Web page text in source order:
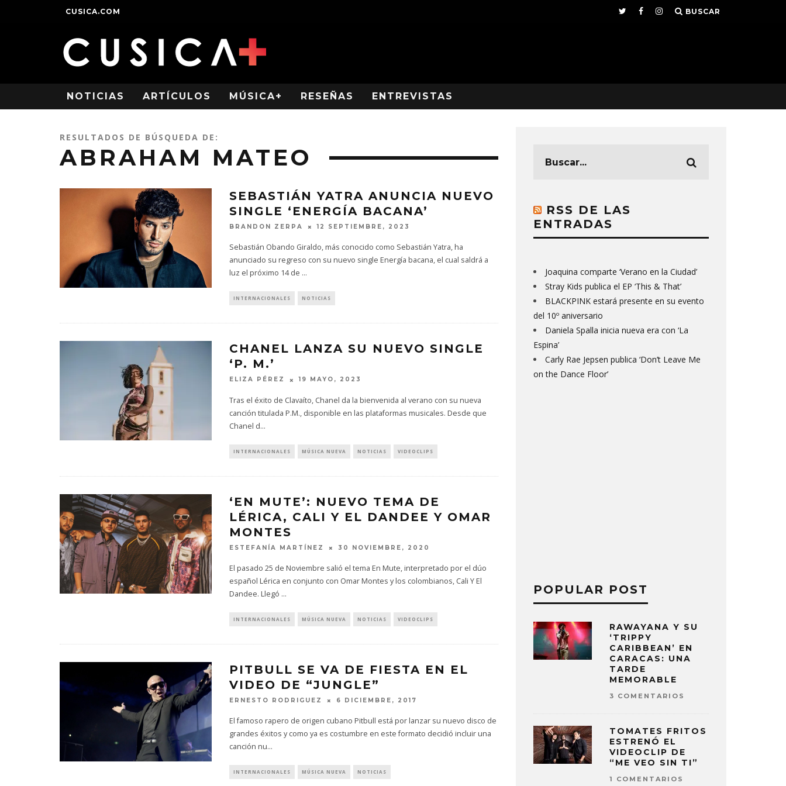
CUSICA.COM BUSCAR
NOTICIAS ARTÍCULOS MÚSICA+ RESEÑAS ENTREVISTAS
RESULTADOS DE BÚSQUEDA DE:
ABRAHAM MATEO
SEBASTIÁN YATRA ANUNCIA NUEVO
SINGLE ‘ENERGÍA BACANA’
BRANDON ZERPA 12 SEPTIEMBRE, 2023
Sebastián Obando Giraldo, más conocido como Sebastián Yatra, ha
anunciado su regreso con su nuevo single Energía bacana, el cual saldrá a
luz el próximo 14 de ...
INTERNACIONALES NOTICIAS
CHANEL LANZA SU NUEVO SINGLE
‘P. M.’
ELIZA PÉREZ 19 MAYO, 2023
Tras el éxito de Clavaíto, Chanel da la bienvenida al verano con su nueva
canción titulada P.M., disponible en las plataformas musicales. Desde que
Chanel d...
INTERNACIONALES MÚSICA NUEVA NOTICIAS VIDEOCLIPS
‘EN MUTE’: NUEVO TEMA DE
LÉRICA, CALI Y EL DANDEE Y OMAR
MONTES
ESTEFANÍA MARTÍNEZ 30 NOVIEMBRE, 2020
El pasado 25 de Noviembre salió el tema En Mute, interpretado por el dúo
español Lérica en conjunto con Omar Montes y los colombianos, Cali Y El
Dandee. Llegó ...
INTERNACIONALES MÚSICA NUEVA NOTICIAS VIDEOCLIPS
PITBULL SE VA DE FIESTA EN EL
VIDEO DE “JUNGLE”
ERNESTO RODRIGUEZ 6 DICIEMBRE, 2017
El famoso rapero de origen cubano Pitbull está por lanzar su nuevo disco de
grandes éxitos y como ya es costumbre en este formato decidió incluir una
canción nu...
INTERNACIONALES MÚSICA NUEVA NOTICIAS
RSS DE LAS
ENTRADAS
Joaquina comparte ‘Verano en la Ciudad’
Stray Kids publica el EP ‘This & That’
BLACKPINK estará presente en su evento
del 10º aniversario
Daniela Spalla inicia nueva era con ‘La
Espina’
Carly Rae Jepsen publica ‘Don’t Leave Me
on the Dance Floor’
POPULAR POST
RAWAYANA Y SU
‘TRIPPY
CARIBBEAN’ EN
CARACAS: UNA
TARDE
MEMORABLE
3 COMENTARIOS
TOMATES FRITOS
ESTRENÓ EL
VIDEOCLIP DE
“ME VEO SIN TI”
1 COMENTARIOS